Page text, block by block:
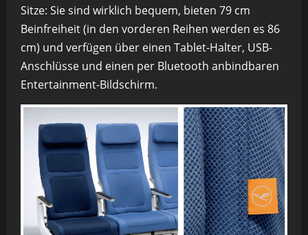
Sitze: Sie sind wirklich bequem, bieten 79 cm
Beinfreiheit (in den vorderen Reihen werden es 86
cm) und verfügen über einen Tablet-Halter, USB-
Anschlüsse und einen per Bluetooth anbindbaren
Entertainment-Bildschirm.